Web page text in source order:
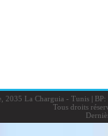
2035 La Charguia - Tunis |BP:
Tous droits